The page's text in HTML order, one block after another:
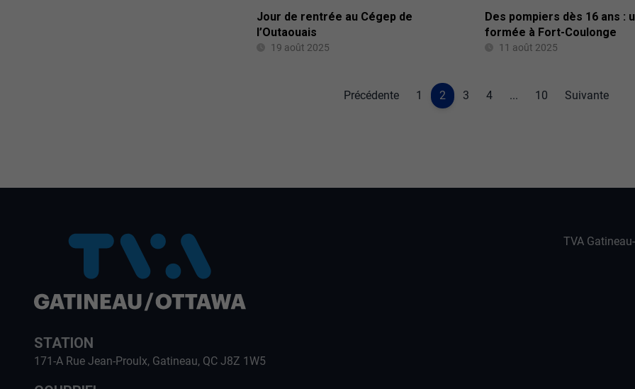
Jour de rentrée au Cégep de
l’Outaouais
19 août 2025
Des pompiers dès 16 ans :
formée à Fort-Coulonge
11 août 2025
Précédente 1 2 3 4 ... 10 Suivante
STATION
171-A Rue Jean-Proulx, Gatineau, QC J8Z 1W5
TVA